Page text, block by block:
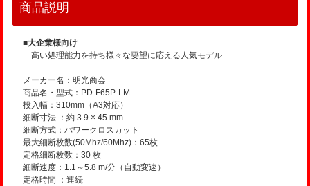
商品説明
■大企業様向け
高い処理能力を持ち様々な要望に応える人気モデル
メーカー名：明光商会
商品名・型式：PD-F65P-LM
投入幅：310mm（A3対応）
細断寸法 ：約 3.9 × 45 mm
細断方式：パワークロスカット
最大細断枚数(50Mhz/60Mhz)：65枚
定格細断枚数：30 枚
細断速度：1.1～5.8 m/分（自動変速）
定格時間 ：連続